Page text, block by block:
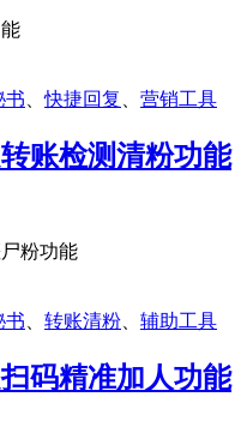
书 、快捷回复 营销工具
账检测清粉功能
粉功能
书 转账清粉 辅助工具
码精准加人功能